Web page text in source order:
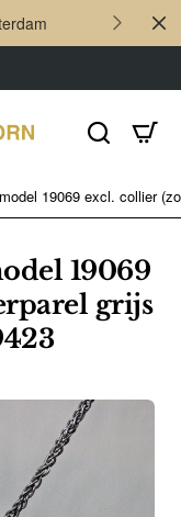
19069
grijs
19069 excl. collier